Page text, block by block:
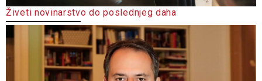
Živeti novinarstvo do poslednjeg daha